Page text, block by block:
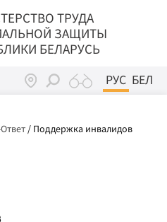
ТРУДА
ЗАЩИТЫ
БЕЛАРУСЬ
РУС БЕЛ
/ Поддержка инвалидов